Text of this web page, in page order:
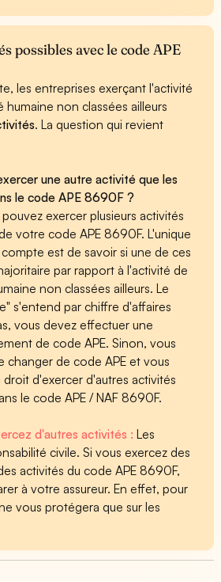
possibles avec le code APE
les entreprises exerçant l'activité
humaine non classées ailleurs
. La question qui revient
une autre activité que les
le code APE 8690F ?
exercer plusieurs activités
votre code APE 8690F. L'unique
est de savoir si une de ces
par rapport à l'activité de
non classées ailleurs. Le
s'entend par chiffre d'affaires
vous devez effectuer une
de code APE. Sinon, vous
changer de code APE et vous
d'exercer d'autres activités
le code APE / NAF 8690F.
d'autres activités :Les
civile. Si vous exercez des
activités du code APE 8690F,
à votre assureur. En effet, pour
vous protégera que sur les